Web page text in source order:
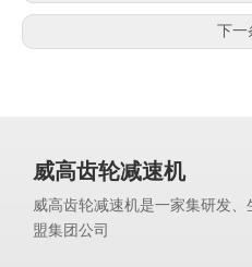
下一
威高齿轮减速机
威高齿轮减速机是一家集研发
盟集团公司